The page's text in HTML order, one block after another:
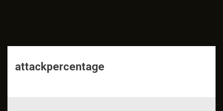
attackpercentage